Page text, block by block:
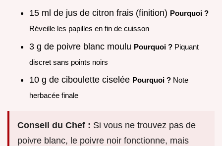
15 ml de jus de citron frais (finition) Pourquoi ?
Réveille les papilles en fin de cuisson
3 g de poivre blanc moulu Pourquoi ? Piquant
discret sans points noirs
10 g de ciboulette ciselée Pourquoi ? Note
herbacée finale
Conseil du Chef : Si vous ne trouvez pas de
poivre blanc, le poivre noir fonctionne, mais